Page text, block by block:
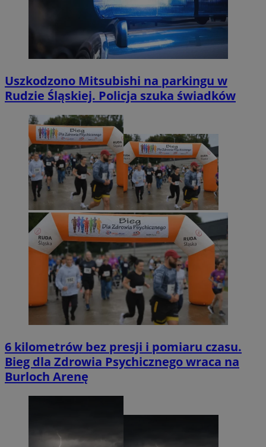
Uszkodzono Mitsubishi na parkingu w
Rudzie Śląskiej. Policja szuka świadków
6 kilometrów bez presji i pomiaru czasu.
Bieg dla Zdrowia Psychicznego wraca na
Burloch Arenę